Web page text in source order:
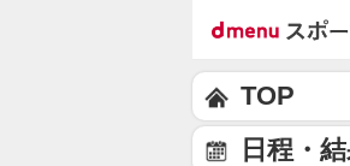
TOP
日程・